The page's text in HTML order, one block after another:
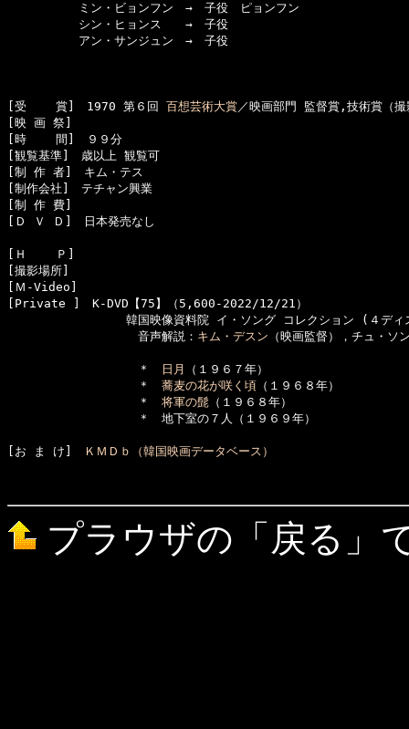
ミン・ビョンフン　→　子役　ピョンフン
シン・ヒョンス　　→　子役
アン・サンジュン　→　子役
[受    賞]　1970 第６回 百想芸術大賞／映画部門 監督賞,技術賞（撮
[映 画 祭]
[時    間]　９９分
[観覧基準]　歳以上 観覧可
[制 作 者]　キム・テス
[制作会社]　テチャン興業
[制 作 費]
[Ｄ Ｖ Ｄ]　日本発売なし
[Ｈ    Ｐ]
[撮影場所]
[Ｍ-Video]
[Private ]　K-DVD【75】（5,600-2022/12/21）
韓国映像資料院 イ・ソング コレクション (４ディス
音声解説： キム・デスン （映画監督），チュ・
＊ 日月
（１９６７年）
＊ 蕎麦の花が咲く頃 （１９６８年）
＊ 将軍の髭 （１９６８年）
[お ま け] ＫＭＤｂ（韓国映画データベース）
プラウザの「戻る」